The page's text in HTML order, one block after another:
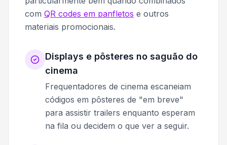
com QR codes em panfletos e outros
materiais promocionais.
Displays e pôsteres no saguão do
cinema
Frequentadores de cinema escaneiam
códigos em pôsteres de "em breve"
para assistir trailers enquanto esperam
na fila ou decidem o que ver a seguir.